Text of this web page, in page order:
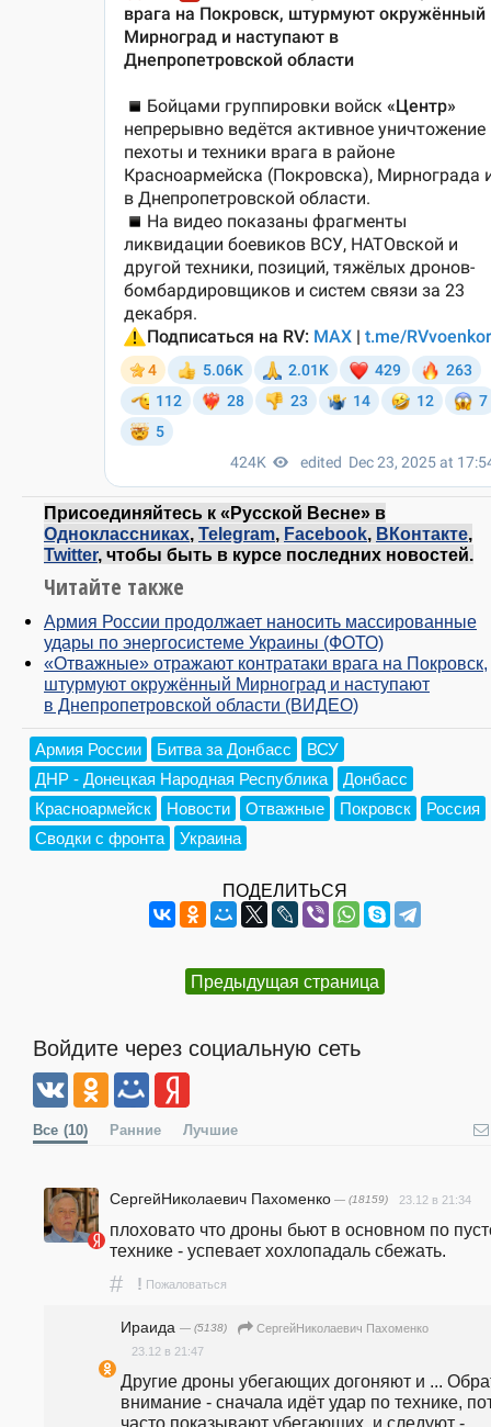
Присоединяйтесь к «Русской Весне» в
Одноклассниках, Telegram, Facebook, ВКонтакте,
Twitter, чтобы быть в курсе последних новостей.
Читайте также
Армия России продолжает наносить массированные
удары по энергосистеме Украины (ФОТО)
«Отважные» отражают контратаки врага на Покровск,
штурмуют окружённый Мирноград и наступают
в Днепропетровской области (ВИДЕО)
Армия России Битва за Донбасс
ВСУ
ДНР - Донецкая Народная Республика
Донбасс
Красноармейск
Новости Отважные Покровск
Россия
Сводки с фронта
Украина
ПОДЕЛИТЬСЯ
Предыдущая страница
Войдите через социальную сеть
Все (10) Ранние Лучшие
СергейНиколаевич Пахоменко — (18159) 23.12 в 21:34
плоховато что дроны бьют в основном по
технике - успевает хохлопадаль сбежать.
# ! Пожаловаться
Ираида — (5138)
СергейНиколаевич Пахоменко
23.12 в 21:47
Другие дроны убегающих догоняют и ...
внимание - сначала идёт удар по технике,
часто показывают убегающих, и следуют -